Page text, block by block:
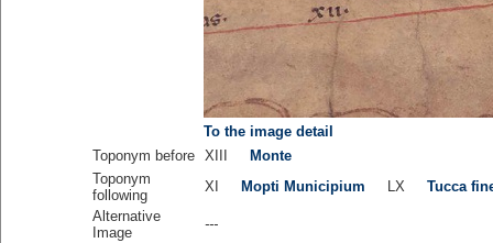
To the image detail
Toponym before XIII
Monte
Toponym
following
XI Mopti Municipium LX Tucca
Alternative
Image
---